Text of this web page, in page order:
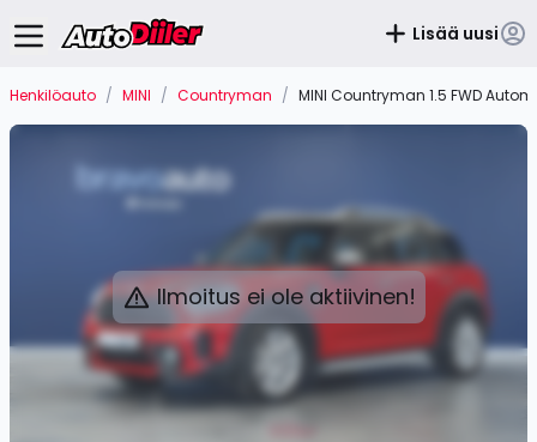
Lisää uusi
Henkilöauto / MINI / Countryman / MINI Countryman 1.5 FWD
Ilmoitus ei ole aktiivinen!